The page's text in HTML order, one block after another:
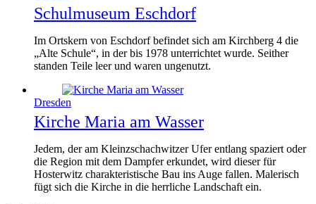
Schulmuseum Eschdorf
Im Ortskern von Eschdorf befindet sich am Kirchberg 4 die
„Alte Schule“, in der bis 1978 unterrichtet wurde. Seither
standen Teile leer und waren ungenutzt.
Dresden
Kirche Maria am Wasser
Jedem, der am Kleinzschachwitzer Ufer entlang spaziert oder
die Region mit dem Dampfer erkundet, wird dieser für
Hosterwitz charakteristische Bau ins Auge fallen. Malerisch
fügt sich die Kirche in die herrliche Landschaft ein.